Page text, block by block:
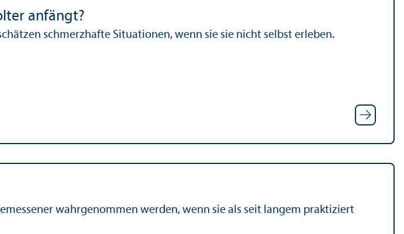
anfängt?
schmerzhafte Situationen, wenn sie sie nicht selbst erleben.
wahrgenommen werden, wenn sie als seit langem praktiziert